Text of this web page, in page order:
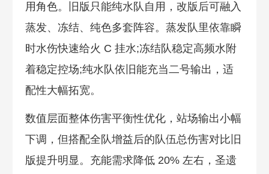
用角色。旧版只能纯水队自用，改版后可融入
蒸发、冻结、纯色多套阵容。蒸发队里依靠瞬
时水伤快速给火 C 挂水;冻结队稳定高频水附
着稳定控场;纯水队依旧能充当二号输出，适
配性大幅拓宽。
数值层面整体伤害平衡性优化，站场输出小幅
下调，但搭配全队增益后的队伍总伤害对比旧
版提升明显。充能需求降低 20% 左右，圣遗